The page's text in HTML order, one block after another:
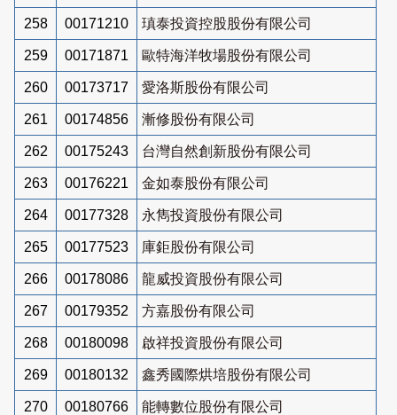
258 00171210 瑱泰投資控股股份有限公司
259 00171871 歐特海洋牧場股份有限公司
260 00173717 愛洛斯股份有限公司
261 00174856 漸修股份有限公司
262 00175243 台灣自然創新股份有限公司
263 00176221 金如泰股份有限公司
264 00177328 永雋投資股份有限公司
265 00177523 庫鉅股份有限公司
266 00178086 龍威投資股份有限公司
267 00179352 方嘉股份有限公司
268 00180098 啟祥投資股份有限公司
269 00180132 鑫秀國際烘培股份有限公司
270 00180766 能轉數位股份有限公司